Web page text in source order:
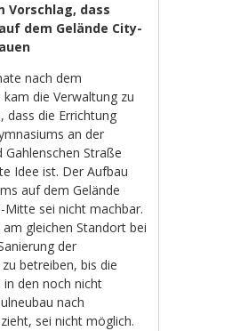
Vorschlag, dass
dem Gelände City-
nach dem
kam die Verwaltung zu
dass die Errichtung
an der
Gahlenschen Straße
Idee ist. Der Aufbau
auf dem Gelände
Mitte sei nicht machbar.
am gleichen Standort bei
der
betreiben, bis die
in den noch nicht
nach
sei nicht möglich.